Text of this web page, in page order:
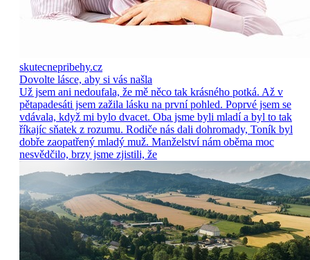
skutecnepribehy.cz
Dovolte lásce, aby si vás našla
Už jsem ani nedoufala, že mě něco tak krásného potká. Až v
pětapadesáti jsem zažila lásku na první pohled. Poprvé jsem se
vdávala, když mi bylo dvacet. Oba jsme byli mladí a byl to tak
říkajíc sňatek z rozumu. Rodiče nás dali dohromady, Toník byl
dobře zaopatřený mladý muž. Manželství nám oběma moc
nesvědčilo, brzy jsme zjistili, že